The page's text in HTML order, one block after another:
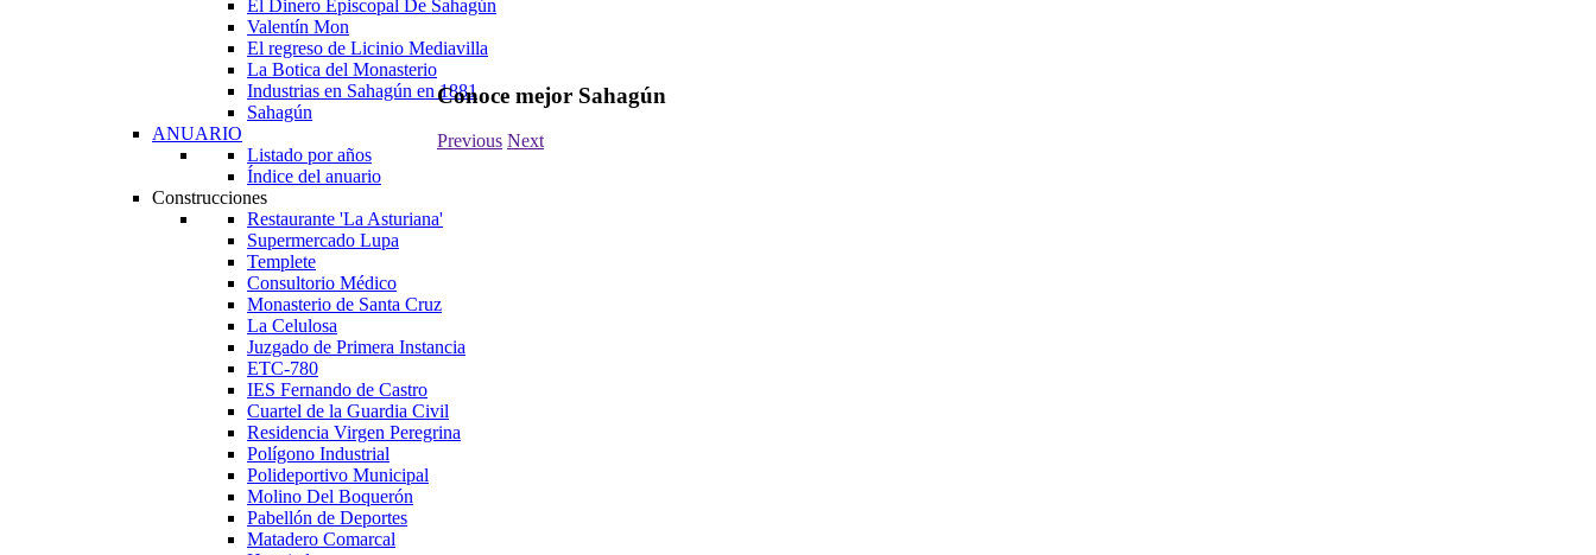
El Dinero Episcopal De Sahagún
Valentín Mon
El regreso de Licinio Mediavilla
La Botica del Monasterio
Industrias en Sahagún en 1881
Sahagún
ANUARIO
Listado por años
Índice del anuario
Construcciones
Restaurante 'La Asturiana'
Supermercado Lupa
Templete
Consultorio Médico
Monasterio de Santa Cruz
La Celulosa
Juzgado de Primera Instancia
ETC-780
IES Fernando de Castro
Cuartel de la Guardia Civil
Residencia Virgen Peregrina
Polígono Industrial
Polideportivo Municipal
Molino Del Boquerón
Pabellón de Deportes
Matadero Comarcal
Conoce mejor Sahagún
Previous Next